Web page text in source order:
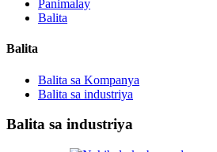
Panimalay
Balita
Balita
Balita sa Kompanya
Balita sa industriya
Balita sa industriya